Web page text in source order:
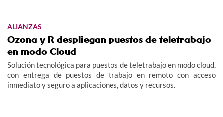
ALIANZAS
Ozona y R despliegan puestos de teletrabajo
en modo Cloud
Solución tecnológica para puestos de teletrabajo en modo cloud,
con entrega de puestos de trabajo en remoto con acceso
inmediato y seguro a aplicaciones, datos y recursos.